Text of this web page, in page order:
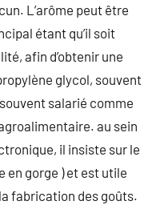
L’arôme peut être
étant qu’il soit
afin d’obtenir une
glycol, souvent
salarié comme
au sein
il insiste sur le
en gorge ) et est utile
fabrication des goûts.